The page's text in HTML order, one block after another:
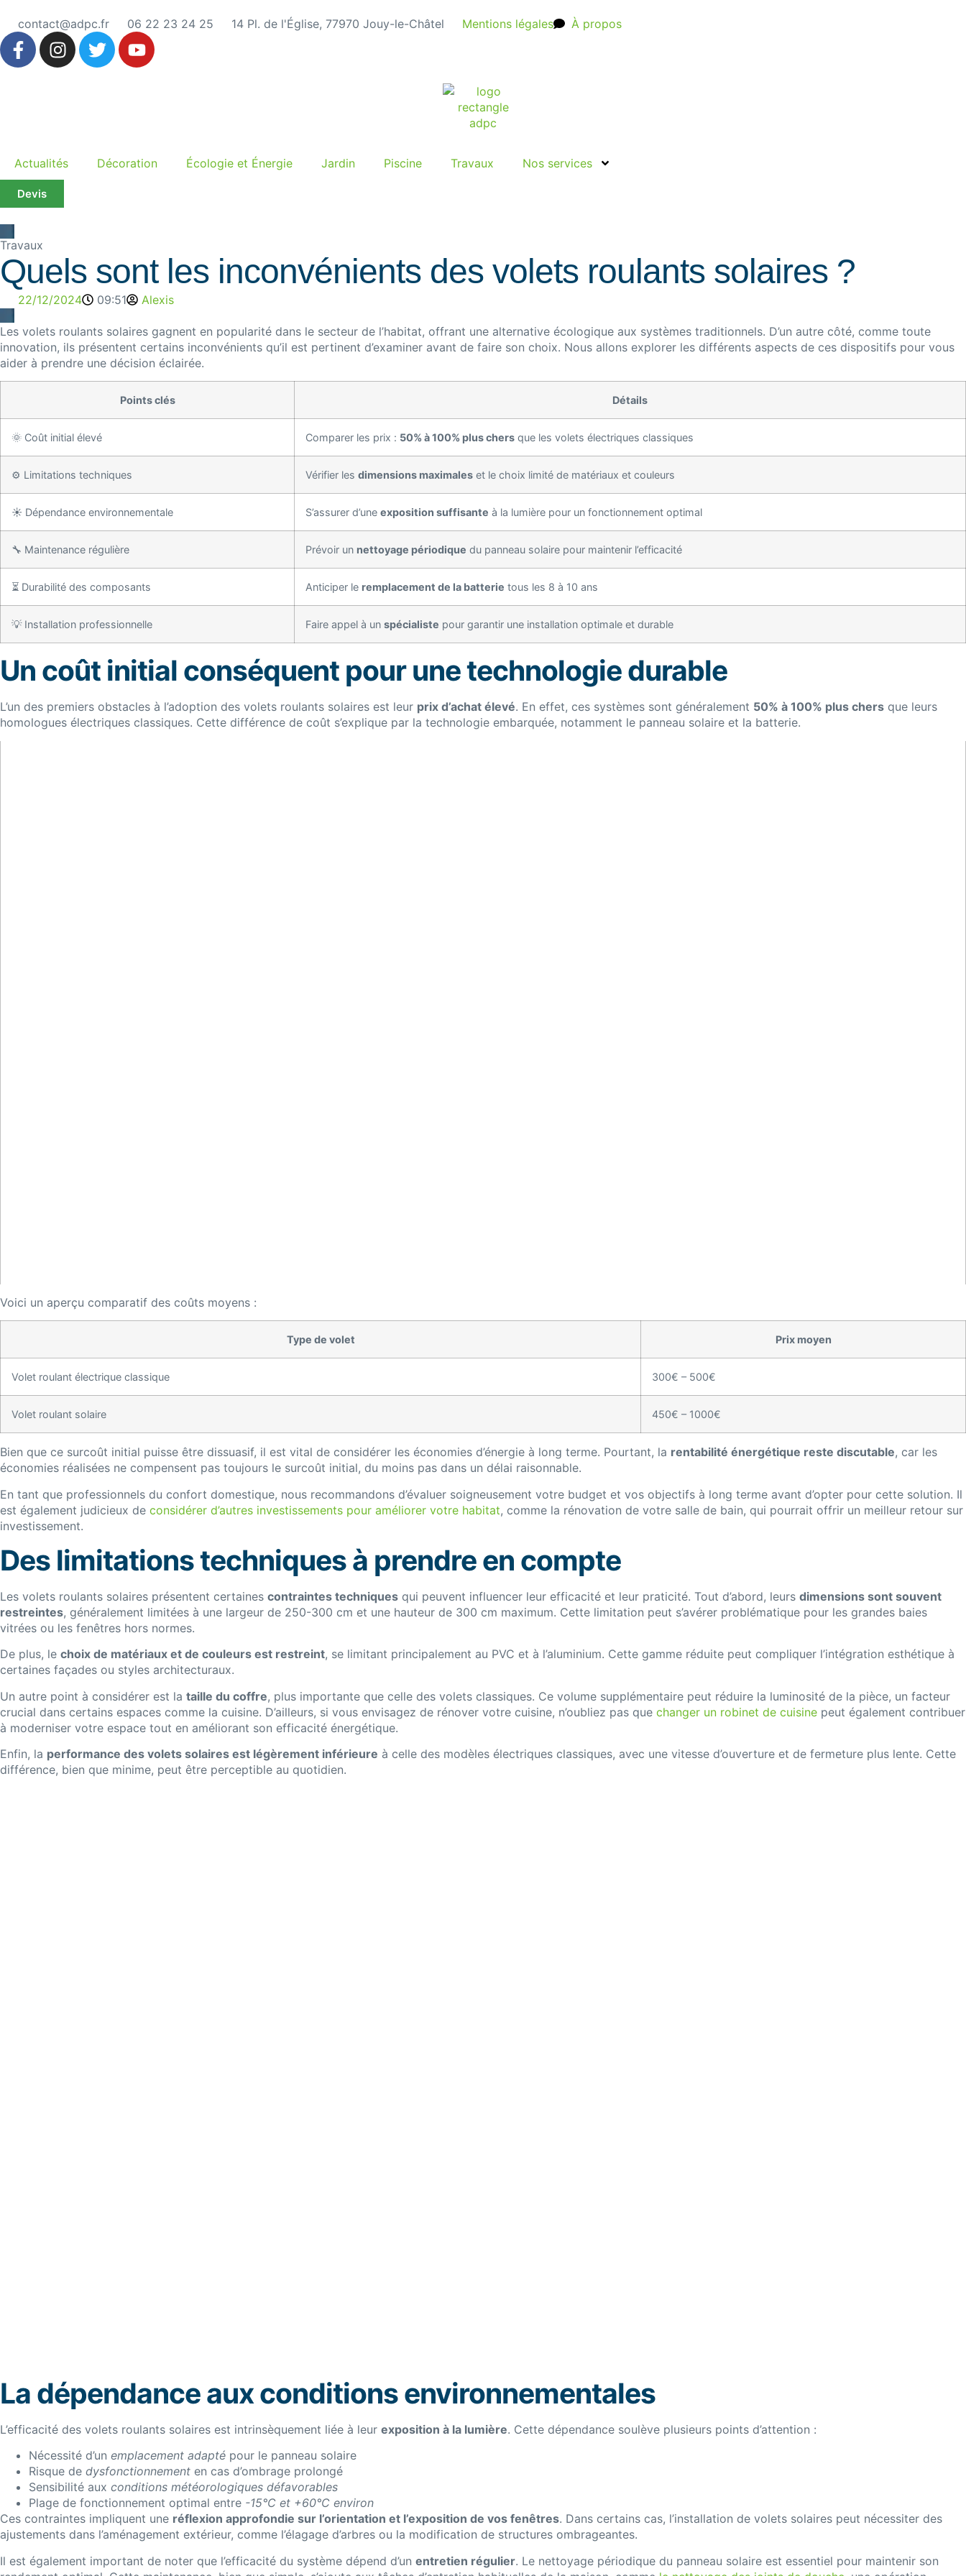
contact@adpc.fr 06 22 23 24 25 14 Pl. de l'Église, 77970 Jouy-le-Châtel Mentions légales À propos
Actualités Décoration Écologie et Énergie Jardin Piscine Travaux Nos services
Devis
Travaux
Quels sont les inconvénients des volets roulants solaires ?
22/12/2024 09:51 Alexis
Les volets roulants solaires gagnent en popularité dans le secteur de l’habitat, offrant une alternative écologique aux systèmes traditionnels. D’un autre côté, comme toute
innovation, ils présentent certains inconvénients qu’il est pertinent d’examiner avant de faire son choix. Nous allons explorer les différents aspects de ces dispositifs pour vous
aider à prendre une décision éclairée.
Points clés Détails
🌞 Coût initial élevé Comparer les prix : 50% à 100% plus chers que les volets électriques classiques
⚙️ Limitations techniques Vérifier les dimensions maximales et le choix limité de matériaux et couleurs
☀️ Dépendance environnementale S’assurer d’une exposition suffisante à la lumière pour un fonctionnement optimal
🔧 Maintenance régulière Prévoir un nettoyage périodique du panneau solaire pour maintenir l’efficacité
⏳ Durabilité des composants Anticiper le remplacement de la batterie tous les 8 à 10 ans
💡 Installation professionnelle Faire appel à un spécialiste pour garantir une installation optimale et durable
Un coût initial conséquent pour une technologie durable
L’un des premiers obstacles à l’adoption des volets roulants solaires est leur prix d’achat élevé. En effet, ces systèmes sont généralement 50% à 100% plus chers que leurs
homologues électriques classiques. Cette différence de coût s’explique par la technologie embarquée, notamment le panneau solaire et la batterie.
Voici un aperçu comparatif des coûts moyens :
Type de volet Prix moyen
Volet roulant électrique classique 300€ – 500€
Volet roulant solaire 450€ – 1000€
Bien que ce surcoût initial puisse être dissuasif, il est vital de considérer les économies d’énergie à long terme. Pourtant, la rentabilité énergétique reste discutable, car les
économies réalisées ne compensent pas toujours le surcoût initial, du moins pas dans un délai raisonnable.
En tant que professionnels du confort domestique, nous recommandons d’évaluer soigneusement votre budget et vos objectifs à long terme avant d’opter pour cette solution. Il
est également judicieux de considérer d’autres investissements pour améliorer votre habitat, comme la rénovation de votre salle de bain, qui pourrait offrir un meilleur retour sur
investissement.
Des limitations techniques à prendre en compte
Les volets roulants solaires présentent certaines contraintes techniques qui peuvent influencer leur efficacité et leur praticité. Tout d’abord, leurs dimensions sont souvent
restreintes, généralement limitées à une largeur de 250-300 cm et une hauteur de 300 cm maximum. Cette limitation peut s’avérer problématique pour les grandes baies
vitrées ou les fenêtres hors normes.
De plus, le choix de matériaux et de couleurs est restreint, se limitant principalement au PVC et à l’aluminium. Cette gamme réduite peut compliquer l’intégration esthétique à
certaines façades ou styles architecturaux.
Un autre point à considérer est la taille du coffre, plus importante que celle des volets classiques. Ce volume supplémentaire peut réduire la luminosité de la pièce, un facteur
crucial dans certains espaces comme la cuisine. D’ailleurs, si vous envisagez de rénover votre cuisine, n’oubliez pas que changer un robinet de cuisine peut également contribuer
à moderniser votre espace tout en améliorant son efficacité énergétique.
Enfin, la performance des volets solaires est légèrement inférieure à celle des modèles électriques classiques, avec une vitesse d’ouverture et de fermeture plus lente. Cette
différence, bien que minime, peut être perceptible au quotidien.
La dépendance aux conditions environnementales
L’efficacité des volets roulants solaires est intrinsèquement liée à leur exposition à la lumière. Cette dépendance soulève plusieurs points d’attention :
Nécessité d’un emplacement adapté pour le panneau solaire
Risque de dysfonctionnement en cas d’ombrage prolongé
Sensibilité aux conditions météorologiques défavorables
Plage de fonctionnement optimal entre -15°C et +60°C environ
Ces contraintes impliquent une réflexion approfondie sur l’orientation et l’exposition de vos fenêtres. Dans certains cas, l’installation de volets solaires peut nécessiter des
ajustements dans l’aménagement extérieur, comme l’élagage d’arbres ou la modification de structures ombrageantes.
Il est également important de noter que l’efficacité du système dépend d’un entretien régulier. Le nettoyage périodique du panneau solaire est essentiel pour maintenir son